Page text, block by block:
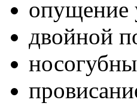
опущение
двойной